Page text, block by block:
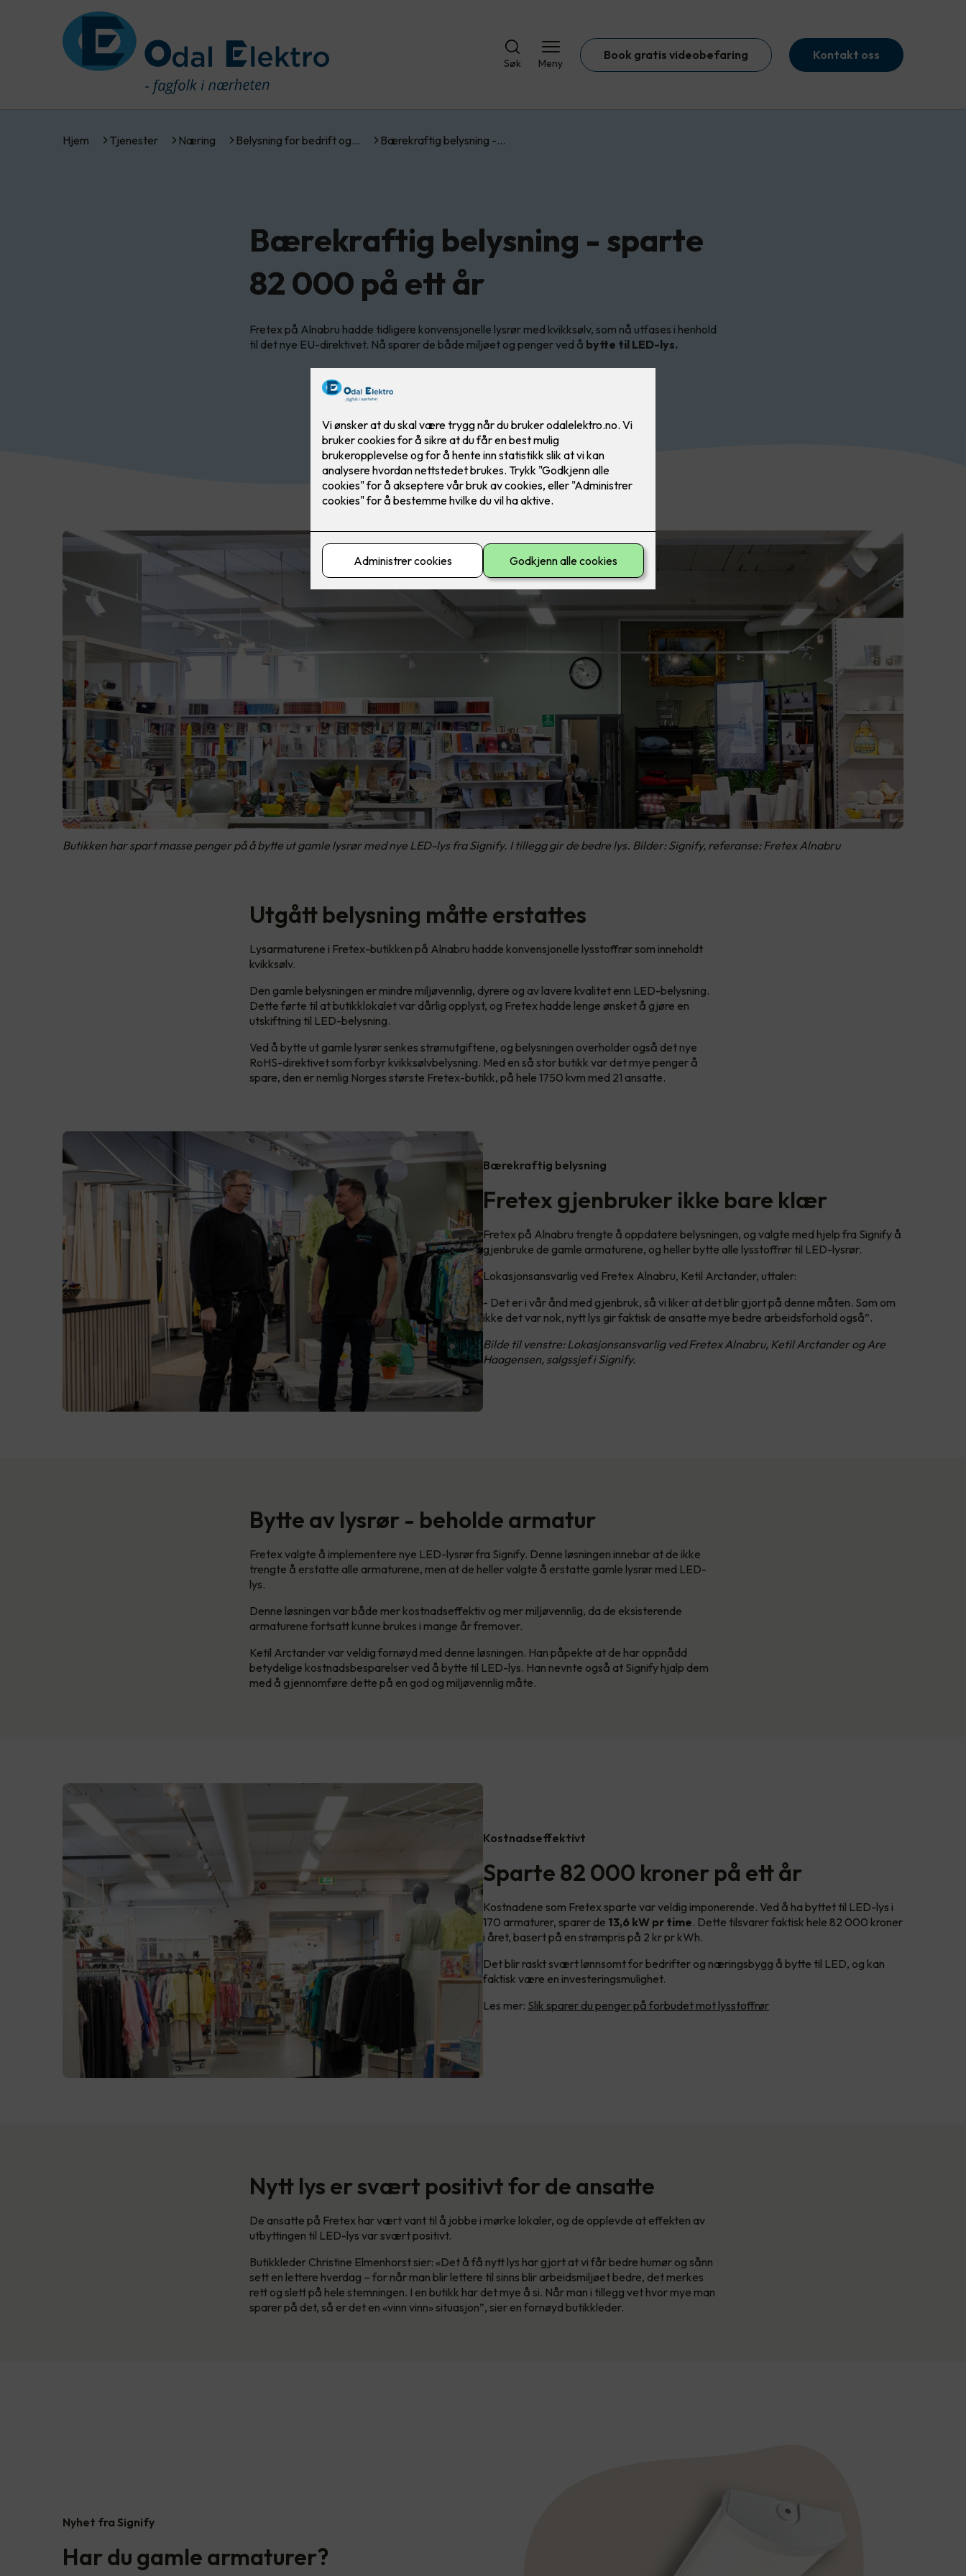
Søk Meny
Book gratis videobefaring Kontakt oss
Hjem Tjenester Næring Belysning for bedrift og… Bærekraftig belysning -…
Bærekraftig belysning - sparte
82 000 på ett år
Fretex på Alnabru hadde tidligere konvensjonelle lysrør med kvikksølv, som nå utfases i henhold
til det nye EU-direktivet. Nå sparer de både miljøet og penger ved å bytte til LED-lys.
Butikken har spart masse penger på å bytte ut gamle lysrør med nye LED-lys fra Signify. I tillegg gir de bedre lys. Bilder: Signify, referanse: Fretex Alnabru
Utgått belysning måtte erstattes
Lysarmaturene i Fretex-butikken på Alnabru hadde konvensjonelle lysstoffrør som inneholdt
kvikksølv.
Den gamle belysningen er mindre miljøvennlig, dyrere og av lavere kvalitet enn LED-belysning.
Dette førte til at butikklokalet var dårlig opplyst, og Fretex hadde lenge ønsket å gjøre en
utskiftning til LED-belysning.
Ved å bytte ut gamle lysrør senkes strømutgiftene, og belysningen overholder også det nye
RoHS-direktivet som forbyr kvikksølvbelysning. Med en så stor butikk var det mye penger å
spare, den er nemlig Norges største Fretex-butikk, på hele 1750 kvm med 21 ansatte.
Bærekraftig belysning
Fretex gjenbruker ikke bare klær
Fretex på Alnabru trengte å oppdatere belysningen, og valgte med hjelp fra Signify å
gjenbruke de gamle armaturene, og heller bytte alle lysstoffrør til LED-lysrør.
Lokasjonsansvarlig ved Fretex Alnabru, Ketil Arctander, uttaler:
- Det er i vår ånd med gjenbruk, så vi liker at det blir gjort på denne måten. Som om
ikke det var nok, nytt lys gir faktisk de ansatte mye bedre arbeidsforhold også”.
Bilde til venstre: Lokasjonsansvarlig ved Fretex Alnabru, Ketil Arctander og Are
Haagensen, salgssjef i Signify.
Bytte av lysrør - beholde armatur
Fretex valgte å implementere nye LED-lysrør fra Signify. Denne løsningen innebar at de ikke
trengte å erstatte alle armaturene, men at de heller valgte å erstatte gamle lysrør med LED-
lys.
Denne løsningen var både mer kostnadseffektiv og mer miljøvennlig, da de eksisterende
armaturene fortsatt kunne brukes i mange år fremover.
Ketil Arctander var veldig fornøyd med denne løsningen. Han påpekte at de har oppnådd
betydelige kostnadsbesparelser ved å bytte til LED-lys. Han nevnte også at Signify hjalp dem
med å gjennomføre dette på en god og miljøvennlig måte.
Kostnadseffektivt
Sparte 82 000 kroner på ett år
Kostnadene som Fretex sparte var veldig imponerende. Ved å ha byttet til LED-lys i
170 armaturer, sparer de 13,6 kW pr time. Dette tilsvarer faktisk hele 82 000 kroner
i året, basert på en strømpris på 2 kr pr kWh.
Det blir raskt svært lønnsomt for bedrifter og næringsbygg å bytte til LED, og kan
faktisk være en investeringsmulighet.
Les mer: Slik sparer du penger på forbudet mot lysstoffrør
Nytt lys er svært positivt for de ansatte
De ansatte på Fretex har vært vant til å jobbe i mørke lokaler, og de opplevde at effekten av
utbyttingen til LED-lys var svært positivt.
Butikkleder Christine Elmenhorst sier: «Det å få nytt lys har gjort at vi får bedre humør og sånn
sett en lettere hverdag – for når man blir lettere til sinns blir arbeidsmiljøet bedre, det merkes
rett og slett på hele stemningen. I en butikk har det mye å si. Når man i tillegg vet hvor mye man
sparer på det, så er det en «vinn vinn» situasjon”, sier en fornøyd butikkleder.
Nyhet fra Signify
Har du gamle armaturer?